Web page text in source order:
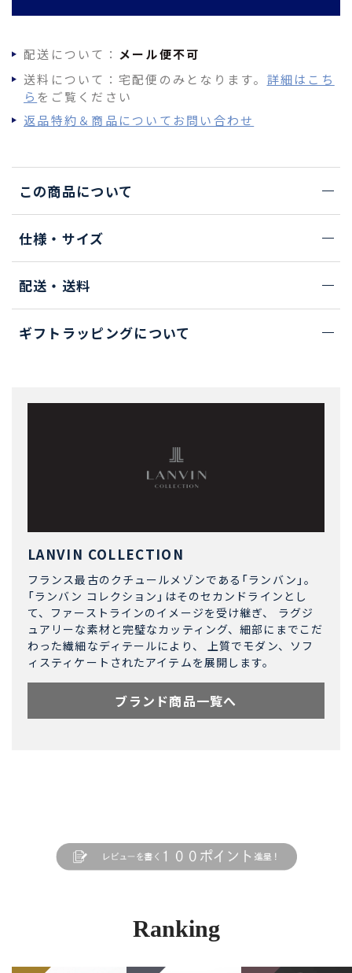
配送について： メール便不可
送料について：宅配便のみとなります。 詳細はこち
ら をご覧ください
返品特約＆商品についてお問い合わせ
この商品について
仕様・サイズ
配送・送料
ギフトラッピングについて
LANVIN COLLECTION
フランス最古のクチュールメゾンである「ランバン」。
「ランバン コレクション」はそのセカンドラインとし
て、ファーストラインのイメージを受け継ぎ、 ラグジ
ュアリーな素材と完璧なカッティング、細部にまでこだ
わった繊細なディテールにより、 上質でモダン、ソフ
ィスティケートされたアイテムを展開します。
ブランド商品一覧へ
Ranking